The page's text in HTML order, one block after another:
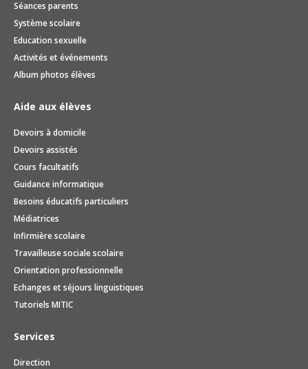
Séances parents
Système scolaire
Education sexuelle
Activités et événements
Album photos élèves
Aide aux élèves
Devoirs à domicile
Devoirs assistés
Cours facultatifs
Guidance informatique
Besoins éducatifs particuliers
Médiatrices
Infirmière scolaire
Travailleuse sociale scolaire
Orientation professionnelle
Echanges et séjours linguistiques
Tutoriels MITIC
Services
Direction